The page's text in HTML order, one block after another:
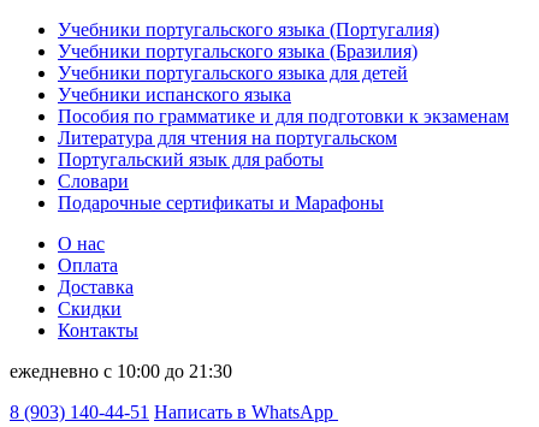
Учебники португальского языка (Португалия)
Учебники португальского языка (Бразилия)
Учебники португальского языка для детей
Учебники испанского языка
Пособия по грамматике и для подготовки к экзаменам
Литература для чтения на португальском
Португальский язык для работы
Словари
Подарочные сертификаты и Марафоны
О нас
Оплата
Доставка
Скидки
Контакты
ежедневно с 10:00 до 21:30
8 (903) 140-44-51 Написать в WhatsApp